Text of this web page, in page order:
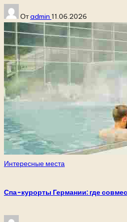
Запись
от
Отadmin 11.06.2026
Опубликовано
Интересные места
Спа-курорты Германии: где
Запись